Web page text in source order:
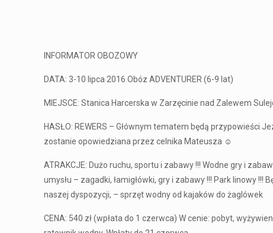
INFORMATOR OBOZOWY
DATA: 3-10 lipca 2016 Obóz ADVENTURER (6-9 lat)
MIEJSCE: Stanica Harcerska w Zarzęcinie nad Zalewem
HASŁO: REWERS – Głównym tematem będą przypowieści
zostanie opowiedziana przez celnika Mateusza ☺
ATRAKCJE: Dużo ruchu, sportu i zabawy !!! Wodne gry i
umysłu – zagadki, łamigłówki, gry i zabawy !!! Park linowy
naszej dyspozycji, – sprzęt wodny od kajaków do żaglówek
CENA: 540 zł (wpłata do 1 czerwca) W cenie: pobyt,